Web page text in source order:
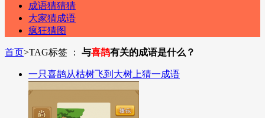
成语猜猜猜
大家猜成语
疯狂猜图
首页>TAG标签 ： 与喜鹊有关的成语是什么？
一只喜鹊从枯树飞到大树上猜一成语